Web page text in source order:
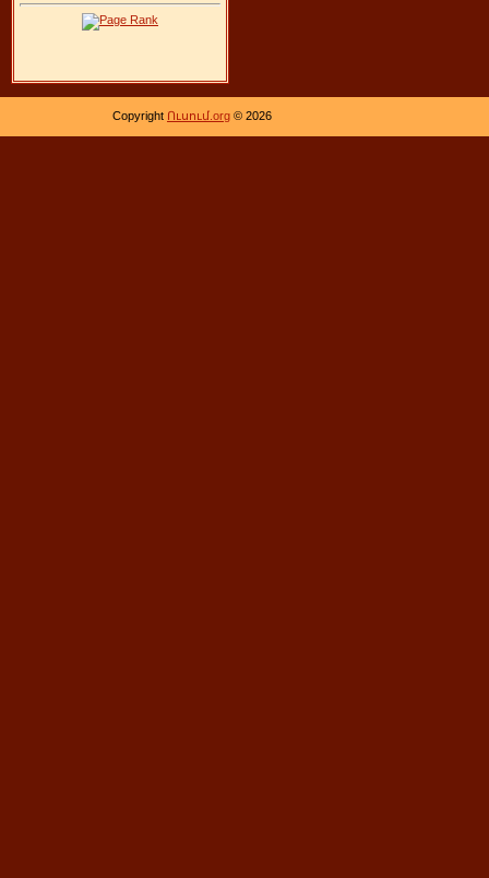
Copyright Ուսում.org © 2026